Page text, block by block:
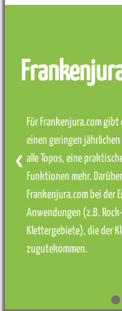
Für Frankenjura.com
einen geringen
alle Topos, eine
Funktionen mehr.
Frankenjura.com bei der
Anwendungen (z.B.
Klettergebiete), die der
zugutekommen.
❮